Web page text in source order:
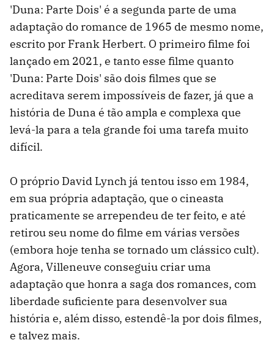
'Duna: Parte Dois' é a segunda parte de uma
adaptação do romance de 1965 de mesmo nome,
escrito por Frank Herbert. O primeiro filme foi
lançado em 2021, e tanto esse filme quanto
'Duna: Parte Dois' são dois filmes que se
acreditava serem impossíveis de fazer, já que a
história de Duna é tão ampla e complexa que
levá-la para a tela grande foi uma tarefa muito
difícil.
O próprio David Lynch já tentou isso em 1984,
em sua própria adaptação, que o cineasta
praticamente se arrependeu de ter feito, e até
retirou seu nome do filme em várias versões
(embora hoje tenha se tornado um clássico cult).
Agora, Villeneuve conseguiu criar uma
adaptação que honra a saga dos romances, com
liberdade suficiente para desenvolver sua
história e, além disso, estendê-la por dois filmes,
e talvez mais.